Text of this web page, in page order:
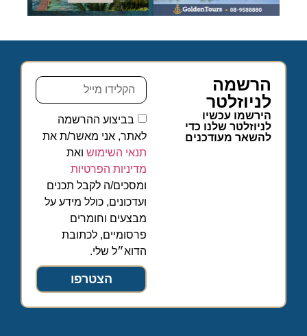
הרשמה
לניוזלטר
הירשמו עכשיו
לניוזלטר שלנו כדי
להשאר מעודכנים
בביצוע ההרשמה
לאתר, אני מאשר/ת את
תנאי השימוש ואת
מדיניות הפרטיות
ומסכים/ה לקבל תכנים
ועדכונים, כולל מידע על
מבצעים וחומרים
פרסומיים, לכתובת
הדוא״ל שלי.
הצטרפו